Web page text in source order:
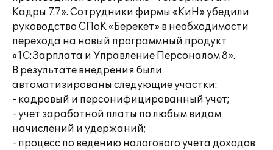
Кадры 7.7». Сотрудники фирмы «КиН» убедили
руководство СПоК «Берекет» в необходимости
перехода на новый программный продукт
«1С:Зарплата и Управление Персоналом 8».
В результате внедрения были
автоматизированы следующие участки:
- кадровый и персонифицированный учет;
- учет заработной платы по любым видам
начислений и удержаний;
- процесс по ведению налогового учета доходов